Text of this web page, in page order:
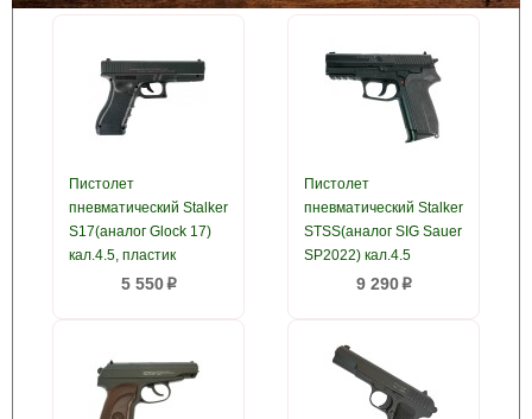
Пистолет
пневматический Stalker
S17(аналог Glock 17)
кал.4.5, пластик
5 550p
Пистолет
пневматический Stalker
STSS(аналог SIG Sauer
SP2022) кал.4.5
9 290p